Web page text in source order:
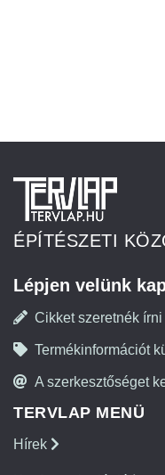
ÉPÍTÉSZETI
Lépjen velünk
Cikket szeretnék írni
Termékinformációt
A szerkesztőséget
TERVLAP MENÜ
Hírek